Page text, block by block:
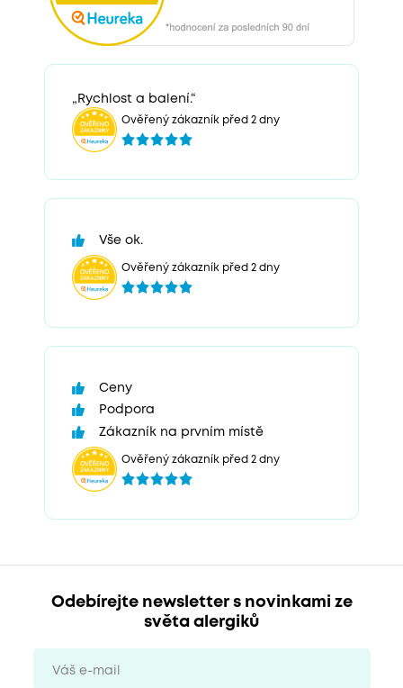
„Rychlost a balení.“
Ověřený zákazník před 2 dny
Vše ok.
Ověřený zákazník před 2 dny
Ceny
Podpora
Zákazník na prvním místě
Ověřený zákazník před 2 dny
Odebírejte newsletter s novinkami ze
světa alergiků